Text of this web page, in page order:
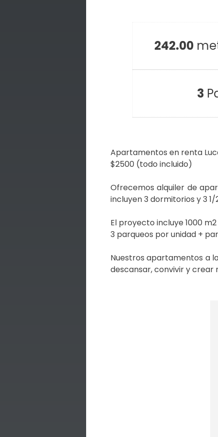
242.00
3
Apartamentos en renta
$2500 (todo incluido)
Ofrecemos alquiler de
incluyen 3 dormitorios y 3 1/
El proyecto incluye 1000
3 parqueos por unidad +
Nuestros apartamentos a
descansar, convivir y crear